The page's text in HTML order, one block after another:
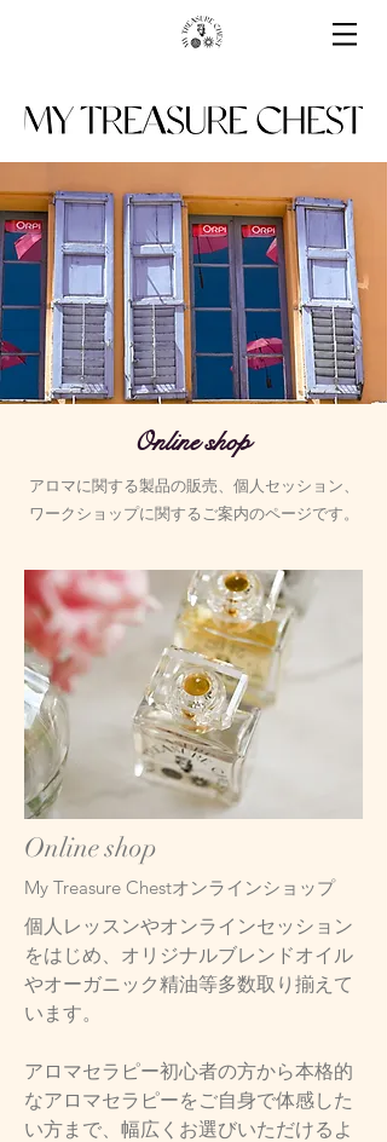
Online shop
アロマに関する製品の販売、個人セッション、
ワークショップに関するご案内のページです。
Online shop
​My Treasure Chestオンラインショップ
個人レッスンやオンラインセッション
をはじめ、オリジナルブレンドオイル
やオーガニック精油等多数取り揃えて
います。
​アロマセラピー初心者の方から本格的
なアロマセラピーをご自身で体感した
い方まで、幅広くお選びいただけるよ